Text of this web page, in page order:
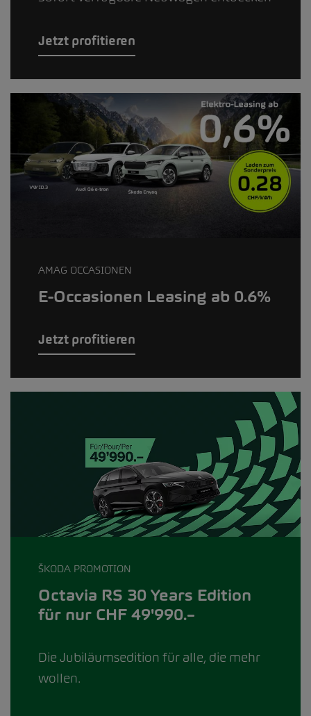
Jetzt profitieren
AMAG OCCASIONEN
E-Occasionen Leasing ab 0.6%
Jetzt profitieren
ŠKODA PROMOTION
Octavia RS 30 Years Edition
für nur CHF 49'990.–
Die Jubiläumsedition für alle, die mehr
wollen.